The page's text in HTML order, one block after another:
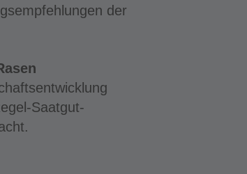
der
Saatgut-